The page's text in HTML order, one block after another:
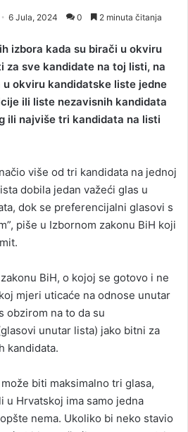
6 Jula, 2024 0 2 minuta čitanja
izbora kada su birači u okviru
za sve kandidate na toj listi, na
okviru kandidatske liste jedne
ili liste nezavisnih kandidata
ili najviše tri kandidata na listi
više od tri kandidata na jednoj
dobila jedan važeći glas u
dok se preferencijalni glasovi s
piše u Izbornom zakonu BiH koji
BiH, o kojoj se gotovo i ne
mjeri uticaće na odnose unutar
obzirom na to da su
unutar lista) jako bitni za
kandidata.
biti maksimalno tri glasa,
u Hrvatskoj ima samo jedna
nema. Ukoliko bi neko stavio